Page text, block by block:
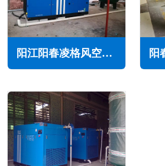
阳江阳春凌格风空压机维修保养售后服务电话